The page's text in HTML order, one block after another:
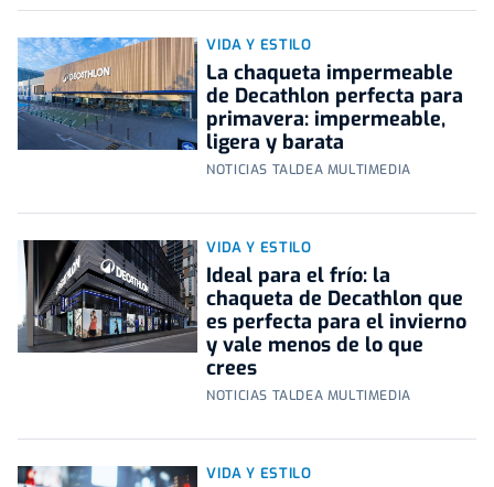
VIDA Y ESTILO
La chaqueta impermeable
de Decathlon perfecta para
primavera: impermeable,
ligera y barata
NOTICIAS TALDEA MULTIMEDIA
VIDA Y ESTILO
Ideal para el frío: la
chaqueta de Decathlon que
es perfecta para el invierno
y vale menos de lo que
crees
NOTICIAS TALDEA MULTIMEDIA
VIDA Y ESTILO